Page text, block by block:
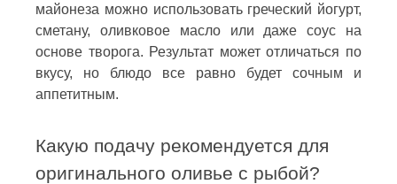
майонеза можно использовать греческий йогурт,
сметану, оливковое масло или даже соус на
основе творога. Результат может отличаться по
вкусу, но блюдо все равно будет сочным и
аппетитным.
Какую подачу рекомендуется для
оригинального оливье с рыбой?